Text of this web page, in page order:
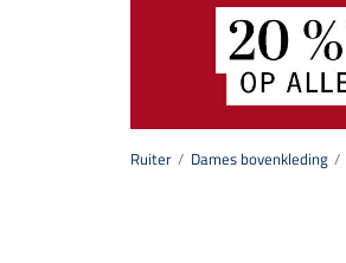
Ruiter Dames bovenkleding